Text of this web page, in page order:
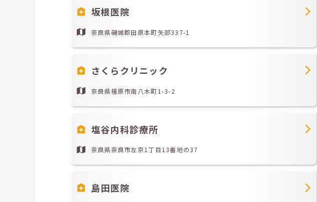
坂根医院
奈良県磯城郡田原本町矢部337-1
さくらクリニック
奈良県橿原市南八木町1-3-2
塩谷内科診療所
奈良県奈良市左京1丁目13番地の37
島田医院